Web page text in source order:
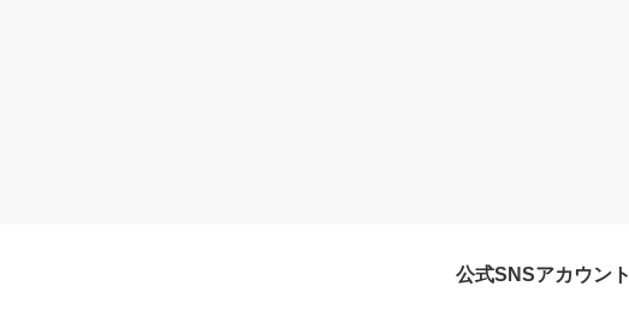
公式SNSアカウント